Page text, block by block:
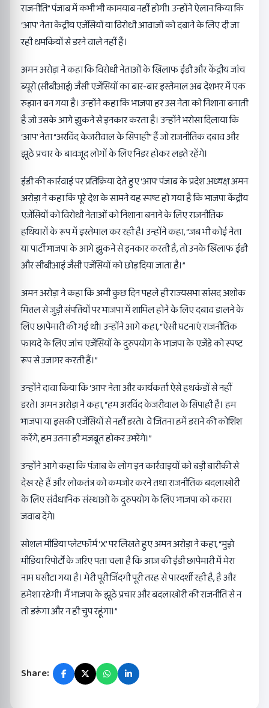
राजनीति” पंजाब में कभी भी कामयाब नहीं होगी। उन्होंने ऐलान किया कि
‘आप’ नेता केंद्रीय एजेंसियों या विरोधी आवाजों को दबाने के लिए दी जा
रही धमकियों से डरने वाले नहीं हैं।
अमन अरोड़ा ने कहा कि विरोधी नेताओं के खिलाफ ईडी और केंद्रीय जांच
ब्यूरो (सीबीआई) जैसी एजेंसियों का बार-बार इस्तेमाल अब देशभर में एक
रुझान बन गया है। उन्होंने कहा कि भाजपा हर उस नेता को निशाना बनाती
है जो उसके आगे झुकने से इनकार करता है। उन्होंने भरोसा दिलाया कि
‘आप’ नेता “अरविंद केजरीवाल के सिपाही” हैं जो राजनीतिक दबाव और
झूठे प्रचार के बावजूद लोगों के लिए निडर होकर लड़ते रहेंगे।
ईडी की कार्रवाई पर प्रतिक्रिया देते हुए ‘आप’ पंजाब के प्रदेश अध्यक्ष अमन
अरोड़ा ने कहा कि पूरे देश के सामने यह स्पष्ट हो गया है कि भाजपा केंद्रीय
एजेंसियों को विरोधी नेताओं को निशाना बनाने के लिए राजनीतिक
हथियारों के रूप में इस्तेमाल कर रही है। उन्होंने कहा, “जब भी कोई नेता
या पार्टी भाजपा के आगे झुकने से इनकार करती है, तो उनके खिलाफ ईडी
और सीबीआई जैसी एजेंसियों को छोड़ दिया जाता है।”
अमन अरोड़ा ने कहा कि अभी कुछ दिन पहले ही राज्यसभा सांसद अशोक
मित्तल से जुड़ी संपत्तियों पर भाजपा में शामिल होने के लिए दबाव डालने के
लिए छापेमारी की गई थी। उन्होंने आगे कहा, “ऐसी घटनाएं राजनीतिक
फायदे के लिए जांच एजेंसियों के दुरुपयोग के भाजपा के एजेंडे को स्पष्ट
रूप से उजागर करती हैं।”
उन्होंने दावा किया कि ‘आप’ नेता और कार्यकर्ता ऐसे हथकंडों से नहीं
डरते। अमन अरोड़ा ने कहा, “हम अरविंद केजरीवाल के सिपाही हैं। हम
भाजपा या इसकी एजेंसियों से नहीं डरते। वे जितना हमें डराने की कोशिश
करेंगे, हम उतना ही मजबूत होकर उभरेंगे।”
उन्होंने आगे कहा कि पंजाब के लोग इन कार्रवाइयों को बड़ी बारीकी से
देख रहे हैं और लोकतंत्र को कमजोर करने तथा राजनीतिक बदलाखोरी
के लिए संवैधानिक संस्थाओं के दुरुपयोग के लिए भाजपा को करारा
जवाब देंगे।
सोशल मीडिया प्लेटफॉर्म ‘X’ पर लिखते हुए अमन अरोड़ा ने कहा, “मुझे
मीडिया रिपोर्टों के जरिए पता चला है कि आज की ईडी छापेमारी में मेरा
नाम घसीटा गया है। मेरी पूरी जिंदगी पूरी तरह से पारदर्शी रही है, है और
हमेशा रहेगी। मैं भाजपा के झूठे प्रचार और बदलाखोरी की राजनीति से न
तो डरूंगा और न ही चुप रहूंगा।”
Share: